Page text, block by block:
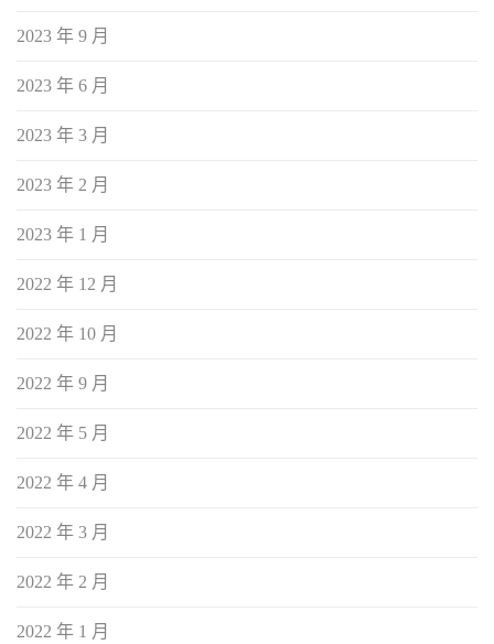
2023 年 9 月
2023 年 6 月
2023 年 3 月
2023 年 2 月
2023 年 1 月
2022 年 12 月
2022 年 10 月
2022 年 9 月
2022 年 5 月
2022 年 4 月
2022 年 3 月
2022 年 2 月
2022 年 1 月